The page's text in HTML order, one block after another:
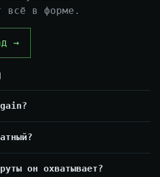
всё в форме.
→
он охватывает?